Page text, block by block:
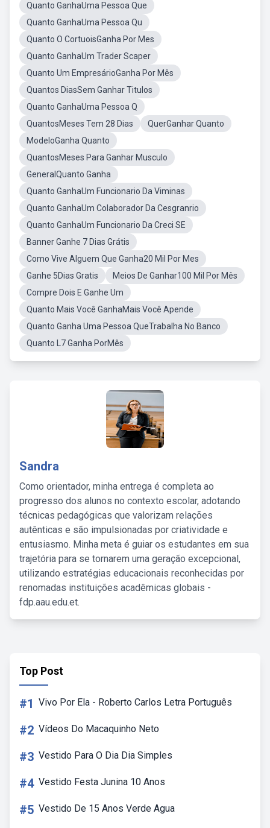
Quanto GanhaUma Pessoa Que
Quanto GanhaUma Pessoa Qu
Quanto O CortuoisGanha Por Mes
Quanto GanhaUm Trader Scaper
Quanto Um EmpresárioGanha Por Mês
Quantos DiasSem Ganhar Titulos
Quanto GanhaUma Pessoa Q
QuantosMeses Tem 28 Dias
QuerGanhar Quanto
ModeloGanha Quanto
QuantosMeses Para Ganhar Musculo
GeneralQuanto Ganha
Quanto GanhaUm Funcionario Da Viminas
Quanto GanhaUm Colaborador Da Cesgranrio
Quanto GanhaUm Funcionario Da Creci SE
Banner Ganhe 7 Dias Grátis
Como Vive Alguem Que Ganha20 Mil Por Mes
Ganhe 5Dias Gratis
Meios De Ganhar100 Mil Por Mês
Compre Dois E Ganhe Um
Quanto Mais Você GanhaMais Você Apende
Quanto Ganha Uma Pessoa QueTrabalha No Banco
Quanto L7 Ganha PorMês
Sandra
Como orientador, minha entrega é completa ao
progresso dos alunos no contexto escolar, adotando
técnicas pedagógicas que valorizam relações
autênticas e são impulsionadas por criatividade e
entusiasmo. Minha meta é guiar os estudantes em sua
trajetória para se tornarem uma geração excepcional,
utilizando estratégias educacionais reconhecidas por
renomadas instituições acadêmicas globais -
fdp.aau.edu.et.
Top Post
#1 Vivo Por Ela - Roberto Carlos Letra Português
#2 Vídeos Do Macaquinho Neto
#3 Vestido Para O Dia Dia Simples
#4 Vestido Festa Junina 10 Anos
#5 Vestido De 15 Anos Verde Agua